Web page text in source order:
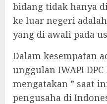
bidang tidak hanya
ke luar negeri
yang di awali pada
Dalam kesempatan
unggulan IWAPI
mengatakan ” saat
pengusaha di